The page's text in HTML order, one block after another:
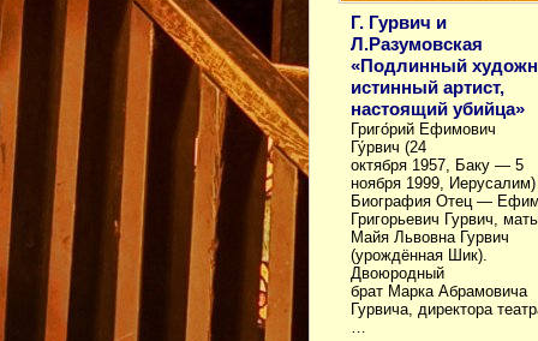
Г. Гурвич и
Л.Разумовская
«Подлинный
истинный артист,
настоящий убийца»
Григо́рий Ефимович
Гу́рвич (24
октября 1957, Баку — 5
ноября 1999,
Биография Отец —
Григорьевич Гурвич,
Майя Львовна Гурвич
(урождённая Шик).
Двоюродный
брат Марка Абрамовича
Гурвича, директора
…